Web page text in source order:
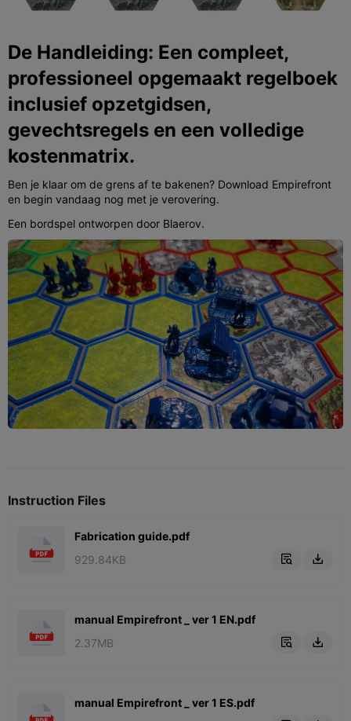
De Handleiding: Een compleet,
professioneel opgemaakt regelboek
inclusief opzetgidsen,
gevechtsregels en een volledige
kostenmatrix.
Ben je klaar om de grens af te bakenen? Download Empirefront
en begin vandaag nog met je verovering.
Een bordspel ontworpen door Blaerov.
Instruction Files
Fabrication guide.pdf
929.84KB
 
manual Empirefront _ ver 1 EN.pdf
2.37MB
 
manual Empirefront _ ver 1 ES.pdf